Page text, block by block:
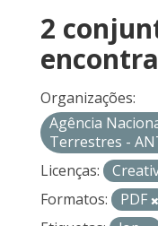
2
Organizações:
Agência
Terrestres -
Licenças:
Formatos:
PDF